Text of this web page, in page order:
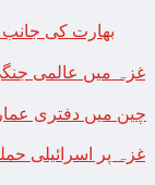
بھارت کی
غزہ میں عالمی